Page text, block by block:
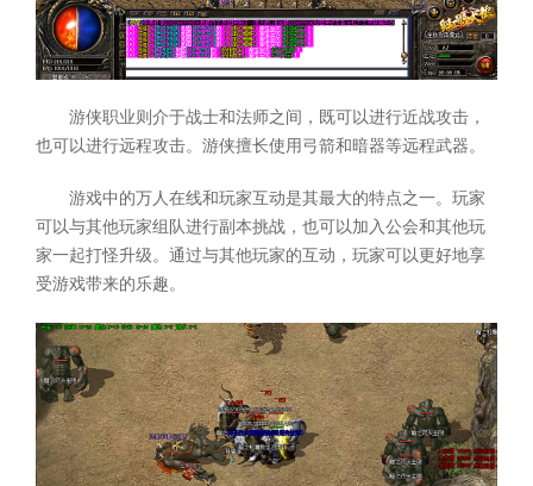
游侠职业则介于战士和法师之间，既可以进行近战攻击，
也可以进行远程攻击。游侠擅长使用弓箭和暗器等远程武器。
游戏中的万人在线和玩家互动是其最大的特点之一。玩家
可以与其他玩家组队进行副本挑战，也可以加入公会和其他玩
家一起打怪升级。通过与其他玩家的互动，玩家可以更好地享
受游戏带来的乐趣。